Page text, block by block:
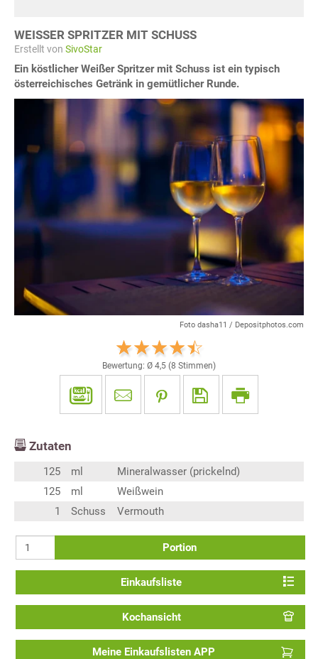
WEISSER SPRITZER MIT SCHUSS
Erstellt von SivoStar
Ein köstlicher Weißer Spritzer mit Schuss ist ein typisch
österreichisches Getränk in gemütlicher Runde.
Foto dasha11 / Depositphotos.com
Bewertung: Ø 4,5 (8 Stimmen)
Zutaten
125 ml
Mineralwasser (prickelnd)
125
ml
Weißwein
1
Schuss Vermouth
Portion
Einkaufsliste
Kochansicht
Meine Einkaufslisten APP